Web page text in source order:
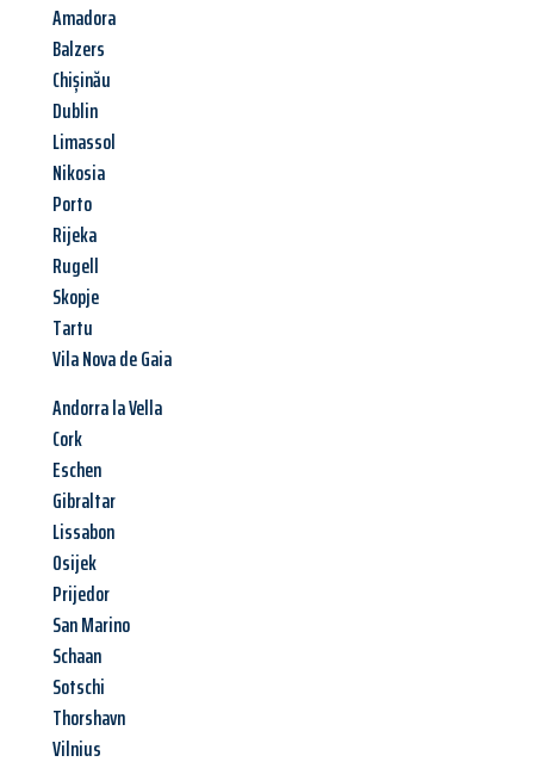
Amadora
Balzers
Chișinău
Dublin
Limassol
Nikosia
Porto
Rijeka
Rugell
Skopje
Tartu
Vila Nova de Gaia
Andorra la Vella
Cork
Eschen
Gibraltar
Lissabon
Osijek
Prijedor
San Marino
Schaan
Sotschi
Thorshavn
Vilnius